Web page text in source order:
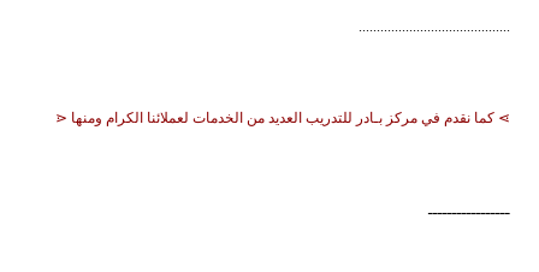
..........................................
⋗ كما نقدم في مركز بـادر للتدريب العديد من الخدمات لعملائنا الكرام ومنها ⋖
ـــــــــــــــــ